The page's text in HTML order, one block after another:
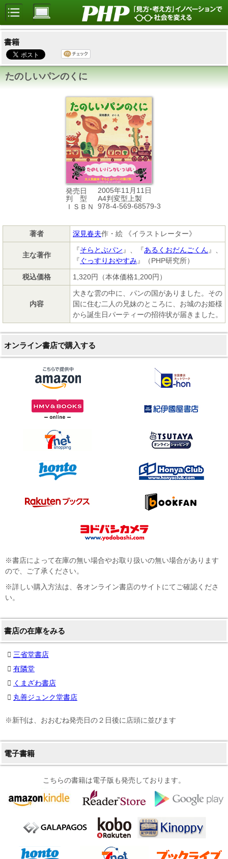
書籍
たのしいパンのくに
発売日
2005年11月11日
判 型
A4判変型上製
ＩＳＢＮ
978-4-569-68579-3
著者 深見春夫作・絵 《イラストレーター》
主な著作
『そらとぶパン 』、『あるくおだんごくん 』、
『 ぐっすりおやすみ』（PHP研究所）
税込価格
1,320円（本体価格1,200円）
内容
大きな雲の中に、パンの国がありました。その
国に住む二人の兄妹のところに、お城のお姫様
から誕生日パーティーの招待状が届きました。
オンライン書店で購入する
※書店によって在庫の無い場合やお取り扱いの無い場合があります
ので、ご了承ください。
※詳しい購入方法は、各オンライン書店のサイトにてご確認くださ
い。
書店の在庫をみる
三省堂書店
有隣堂
くまざわ書店
丸善ジュンク堂書店
※新刊は、おおむね発売日の２日後に店頭に並びます
電子書籍
こちらの書籍は電子版も発売しております。